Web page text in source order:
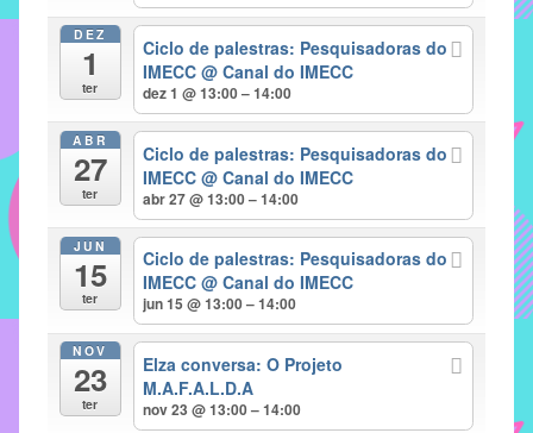
alunos,
professores
pacificadoras
problemas
verificados
instituto,
DEZ
1
ter
Ciclo de palestras: Pesquisadoras do
IMECC@ Canal do IMECC
dez 1 @ 13:00 – 14:00
ABR
27
ter
Ciclo de palestras: Pesquisadoras do
IMECC@ Canal do IMECC
abr 27 @ 13:00 – 14:00
JUN
15
ter
Ciclo de palestras: Pesquisadoras do
IMECC@ Canal do IMECC
jun 15 @ 13:00 – 14:00
NOV
23
ter
Elza conversa: O Projeto
M.A.F.A.L.D.A
nov 23 @ 13:00 – 14:00